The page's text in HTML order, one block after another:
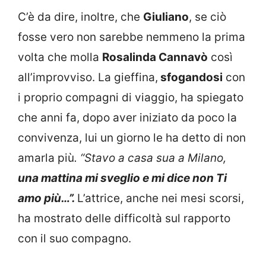
C’è da dire, inoltre, che Giuliano, se ciò
fosse vero non sarebbe nemmeno la prima
volta che molla Rosalinda Cannavò così
all’improvviso. La gieffina, sfogandosi con
i proprio compagni di viaggio, ha spiegato
che anni fa, dopo aver iniziato da poco la
convivenza, lui un giorno le ha detto di non
amarla più. “Stavo a casa sua a Milano,
una mattina mi sveglio e mi dice non Ti
amo più…”. L’attrice, anche nei mesi scorsi,
ha mostrato delle difficoltà sul rapporto
con il suo compagno.